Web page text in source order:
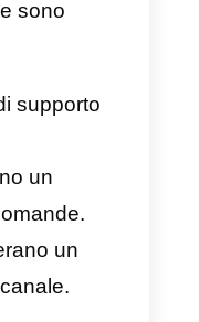
di risposta,
l’API ufficiale
Whatsapp